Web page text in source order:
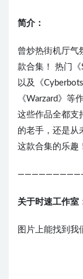
简介：
曾炒热街机厅气
款合集！ 热门《
以及《
《Warzard》等
这些作品全都支
的老手，还是从
这款合集的乐趣
关于时速工作室
图片上能找到我